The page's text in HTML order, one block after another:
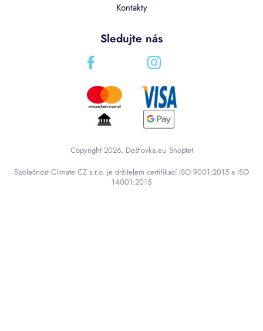
Kontakty
Sledujte nás
Copyright 2026, Dešťovka.eu Shoptet